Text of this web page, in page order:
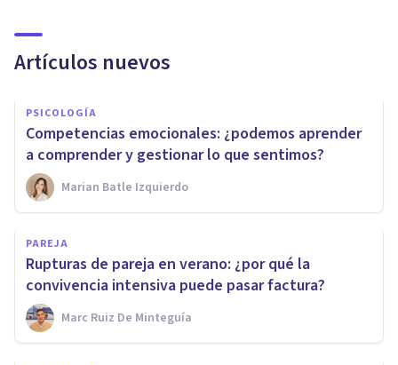
Artículos nuevos
PSICOLOGÍA
Competencias emocionales: ¿podemos aprender
a comprender y gestionar lo que sentimos?
Marian Batle Izquierdo
PAREJA
Rupturas de pareja en verano: ¿por qué la
convivencia intensiva puede pasar factura?
Marc Ruiz De Minteguía